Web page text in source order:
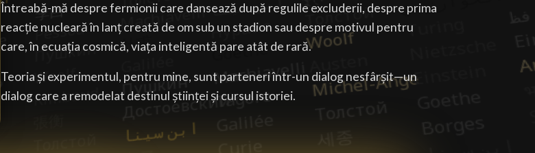
Întreabă-mă despre fermionii care dansează după regulile excluderii, despre prima
reacție nucleară în lanț creată de om sub un stadion sau despre motivul pentru
care, în ecuația cosmică, viața inteligentă pare atât de rară.
Teoria și experimentul, pentru mine, sunt parteneri într-un dialog nesfârșit—un
dialog care a remodelat destinul științei și cursul istoriei.